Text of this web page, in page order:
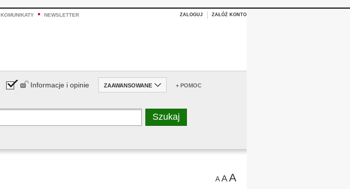
KOMUNIKATY NEWSLETTER ZALOGUJ ZAŁÓŻ KONTO
Informacje i opinie ZAAWANSOWANE + POMOC
AAA